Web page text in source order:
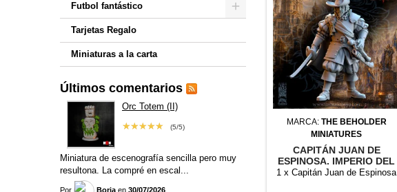
Futbol fantástico
Tarjetas Regalo
Miniaturas a la carta
Últimos comentarios
Orc Totem (II)
(5/5)
★★★★★
Miniatura de escenografía sencilla pero muy
resultona. La compré en escal...
Por Borja en 30/07/2026
MARCA: THE BEHOLDER
MINIATURES
CAPITÁN JUAN DE
ESPINOSA. IMPERIO DEL
OCASO ETERNO
1 x Capitán Juan de Espinosa